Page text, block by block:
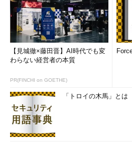
【見城徹×藤田晋】AI時代でも変
わらない経営者の本質
PR(FINCHI on GOETHE)
「トロイの木馬」とは